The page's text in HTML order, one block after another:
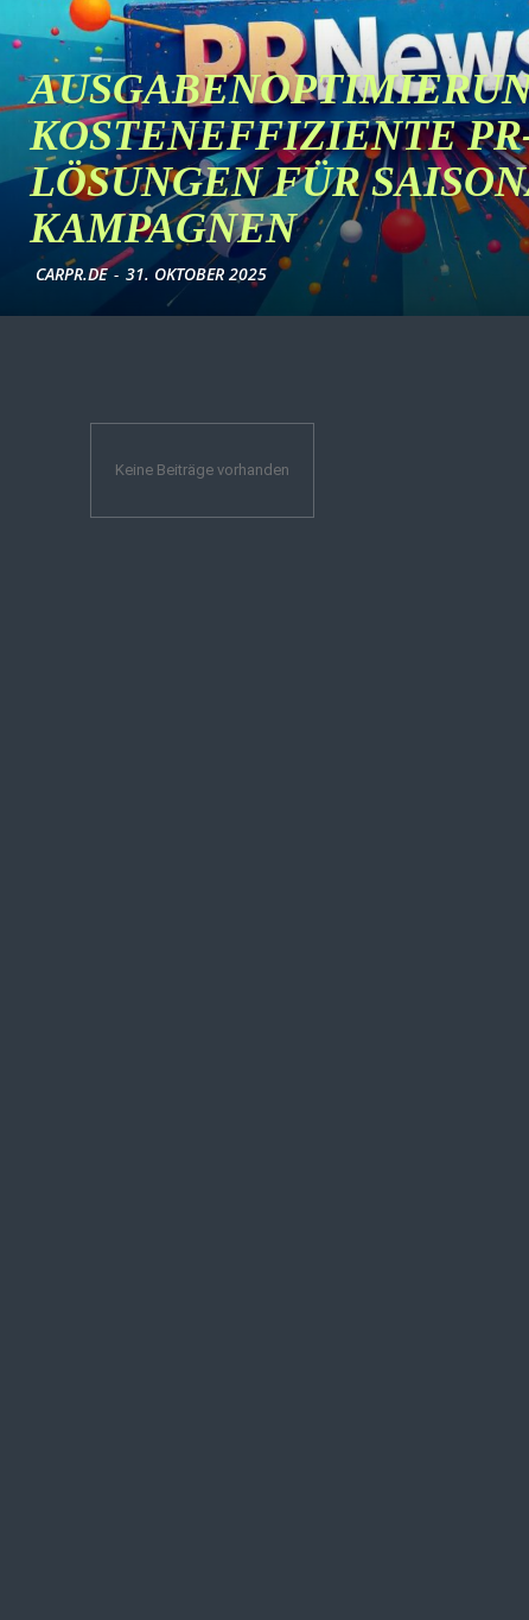
KOSTENEFFIZIENTE
LÖSUNGEN FÜR
KAMPAGNEN
CARPR.DE - 31. OKTOBER 2025
Keine Beiträge vorhanden